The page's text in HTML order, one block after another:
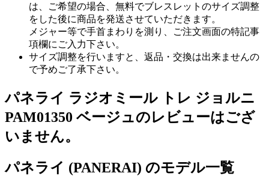
は、ご希望の場合、無料でブレスレットのサイズ調整
をした後に商品を発送させていただきます。
メジャー等で手首まわりを測り、ご注文画面の特記事
項欄にご入力下さい。
サイズ調整を行いますと、返品・交換は出来ませんの
で予めご了承下さい。
パネライ ラジオミール トレ ジョルニ
PAM01350 ベージュのレビューはござ
いません。
パネライ (PANERAI) のモデル一覧